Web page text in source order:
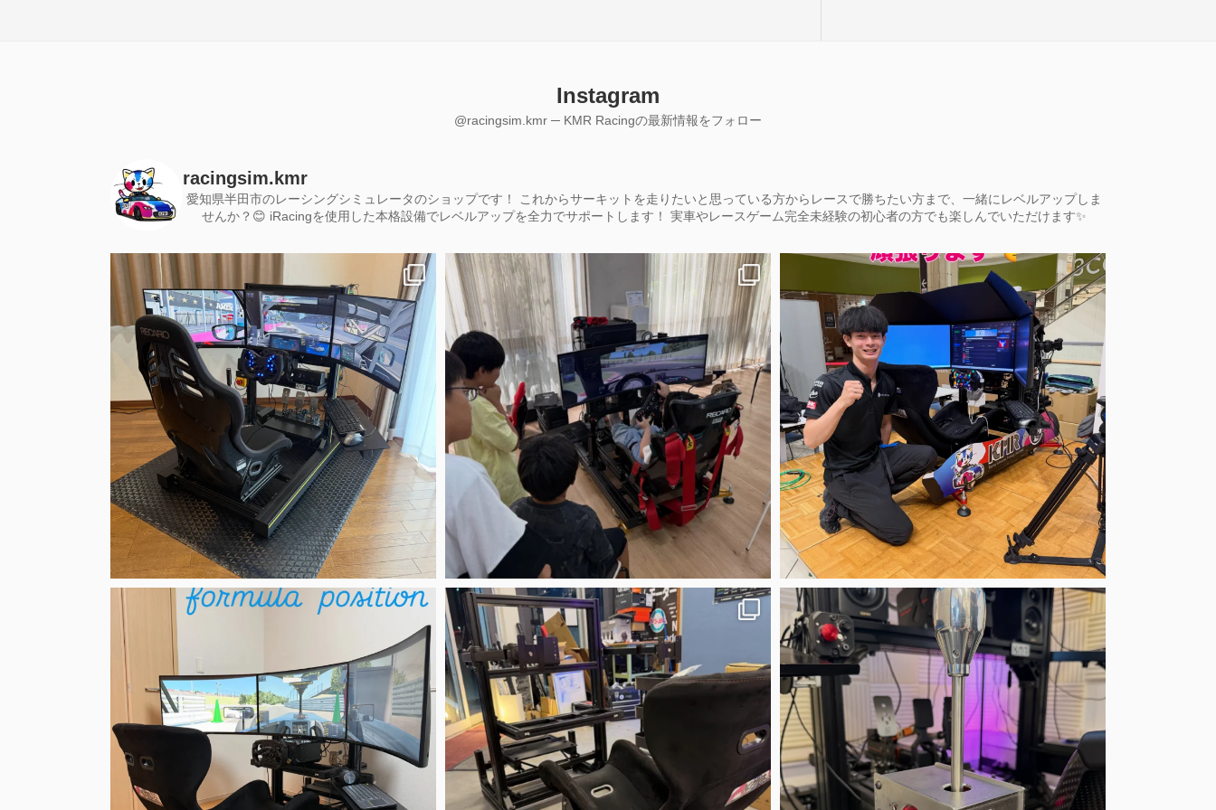
Instagram
@racingsim.kmr ─ KMR Racingの最新情報をフォロー
racingsim.kmr
愛知県半田市のレーシングシミュレータのショップです！
これからサーキットを走りたいと思っている方からレースで勝ちたい方まで、一緒にレベルアップしま
せんか？😊 iRacingを使用した本格設備でレベルアップを全力でサポートします！ 実車やレースゲーム完全未経験の初心者の方でも楽しんでいただけます✨